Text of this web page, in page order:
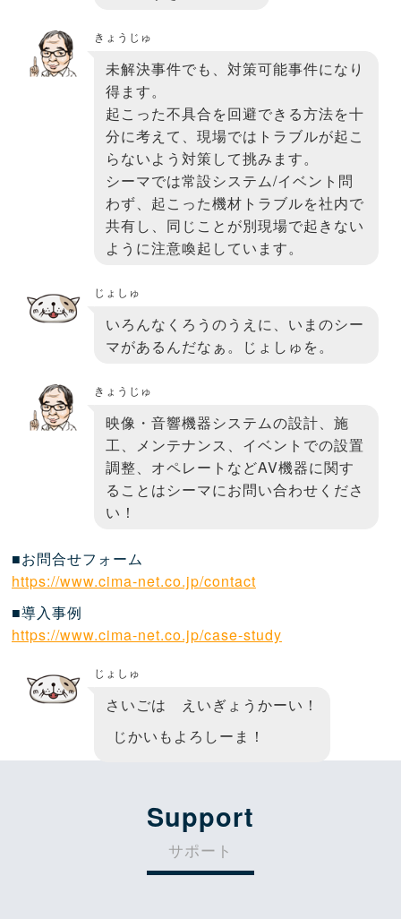
きょうじゅ
未解決事件でも、対策可能事件になり
得ます。
起こった不具合を回避できる方法を十
分に考えて、現場ではトラブルが起こ
らないよう対策して挑みます。
シーマでは常設システム/イベント問
わず、起こった機材トラブルを社内で
共有し、同じことが別現場で起きない
ように注意喚起しています。
じょしゅ
いろんなくろうのうえに、いまのシー
マがあるんだなぁ。じょしゅを。
きょうじゅ
映像・音響機器システムの設計、施
工、メンテナンス、イベントでの設置
調整、オペレートなどAV機器に関す
ることはシーマにお問い合わせくださ
い！
■お問合せフォーム
https://www.cima-net.co.jp/contact
■導入事例
https://www.cima-net.co.jp/case-study
じょしゅ
さいごは えいぎょうかーい！
じかいもよろしーま！
Support
サポート